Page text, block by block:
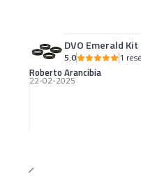
DVO Emerald
5.0 1
Roberto Arancibia
22-02-2025